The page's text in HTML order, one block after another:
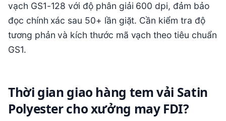
vạch GS1-128 với độ phân giải 600 dpi, đảm bảo
đọc chính xác sau 50+ lần giặt. Cần kiểm tra độ
tương phản và kích thước mã vạch theo tiêu chuẩn
GS1.
Thời gian giao hàng tem vải Satin
Polyester cho xưởng may FDI?